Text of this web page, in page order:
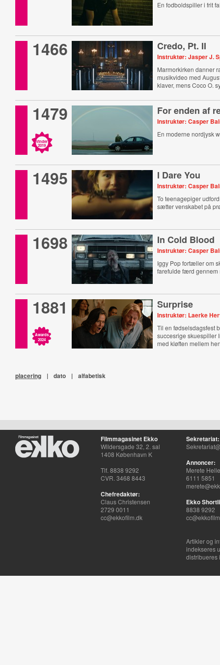
En fodboldspiller i frit
1466 Credo, Pt. II
Instruktør: Jasper J.
Marmorkirken danner
musikvideo med
klaver, mens Coco O.
1479
Vinder
2019
For enden af
Instruktør: Casper
En moderne nordjysk
1495 I Dare You
Instruktør: Casper
To teenagepiger
sætter venskabet på
1698 In Cold Blood
Instruktør: Casper
Iggy Pop fortæller om
farefulde færd gennem
1881
Awards
2024
Surprise
Instruktør: Laerke
Til en fødselsdagsfest
succesrige skuespiller
med kløften mellem
placering | dato | alfabetisk
Filmmagasinet Ekko
Wildersgade 32, 2. sal
1408 København K
Tlf. 8838 9292
CVR. 3468 8443
Chefredaktør:
Claus Christensen
2729 0011
cc@ekkofilm.dk
Sekretariat:
Annoncer:
Merete
6111 5851
Ekko
8838 9292
Artikler og
indekseres
distribueres